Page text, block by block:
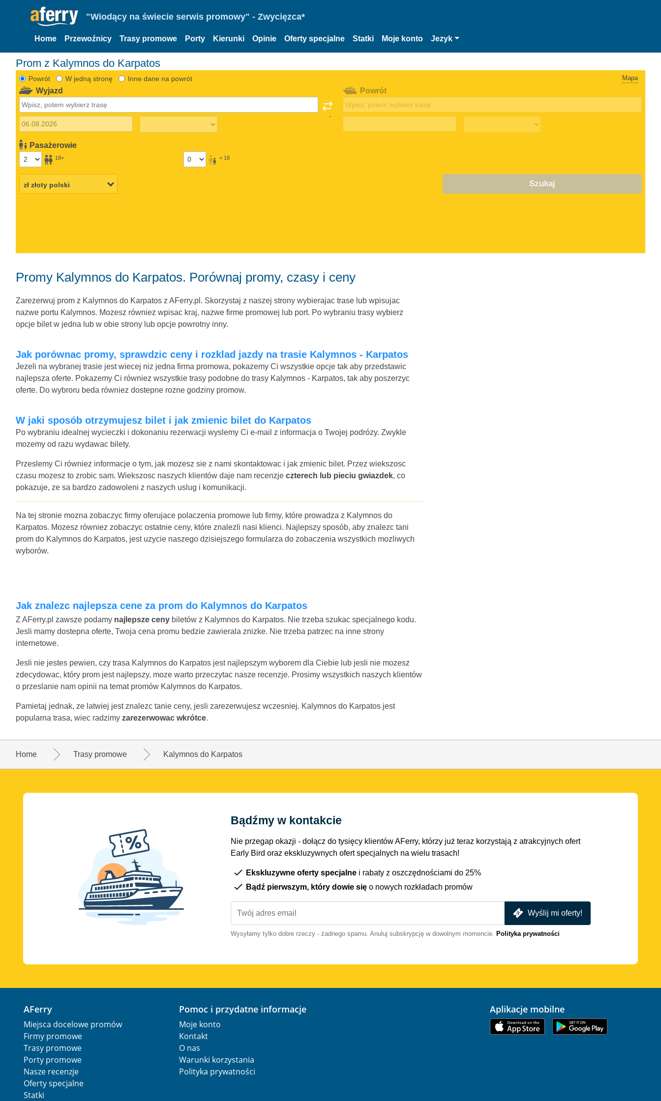
"Wiodący na świecie serwis promowy" - Zwycięzca*
Home Przewoźnicy Trasy promowe Porty Kierunki Opinie Oferty specjalne Statki Moje konto Jezyk
Prom z Kalymnos do Karpatos
Powrót W jedną stronę Inne dane na powrót Mapa
Wyjazd
Pasażerowie
18+ < 18
Powrót
Szukaj
Promy Kalymnos do Karpatos. Porównaj promy, czasy i ceny
Zarezerwuj prom z Kalymnos do Karpatos z AFerry.pl. Skorzystaj z naszej strony wybierajac trase lub wpisujac
nazwe portu Kalymnos. Mozesz równiez wpisac kraj, nazwe firme promowej lub port. Po wybraniu trasy wybierz
opcje bilet w jedna lub w obie strony lub opcje powrotny inny.
Jak porównac promy, sprawdzic ceny i rozklad jazdy na trasie Kalymnos - Karpatos
Jezeli na wybranej trasie jest wiecej niz jedna firma promowa, pokazemy Ci wszystkie opcje tak aby przedstawic
najlepsza oferte. Pokazemy Ci równiez wszystkie trasy podobne do trasy Kalymnos - Karpatos, tak aby poszerzyc
oferte. Do wybroru beda równiez dostepne rozne godziny promow.
W jaki sposób otrzymujesz bilet i jak zmienic bilet do Karpatos
Po wybraniu idealnej wycieczki i dokonaniu rezerwacji wyslemy Ci e-mail z informacja o Twojej podrózy. Zwykle
mozemy od razu wydawac bilety.
Przeslemy Ci równiez informacje o tym, jak mozesz sie z nami skontaktowac i jak zmienic bilet. Przez wiekszosc
czasu mozesz to zrobic sam. Wiekszosc naszych klientów daje nam recenzje czterech lub pieciu gwiazdek, co
pokazuje, ze sa bardzo zadowoleni z naszych uslug i komunikacji.
Na tej stronie mozna zobaczyc firmy oferujace polaczenia promowe lub firmy, które prowadza z Kalymnos do
Karpatos. Mozesz równiez zobaczyc ostatnie ceny, które znalezli nasi klienci. Najlepszy sposób, aby znalezc tani
prom do Kalymnos do Karpatos, jest uzycie naszego dzisiejszego formularza do zobaczenia wszystkich mozliwych
wyborów.
Jak znalezc najlepsza cene za prom do Kalymnos do Karpatos
Z AFerry.pl zawsze podamy najlepsze ceny biletów z Kalymnos do Karpatos. Nie trzeba szukac specjalnego kodu.
Jesli mamy dostepna oferte, Twoja cena promu bedzie zawierala znizke. Nie trzeba patrzec na inne strony
internetowe.
Jesli nie jestes pewien, czy trasa Kalymnos do Karpatos jest najlepszym wyborem dla Ciebie lub jesli nie mozesz
zdecydowac, który prom jest najlepszy, moze warto przeczytac nasze recenzje. Prosimy wszystkich naszych klientów
o przeslanie nam opinii na temat promów Kalymnos do Karpatos.
Pamietaj jednak, ze latwiej jest znalezc tanie ceny, jesli zarezerwujesz wczesniej. Kalymnos do Karpatos jest
popularna trasa, wiec radzimy zarezerwowac wkrótce.
Home Trasy promowe Kalymnos do Karpatos
Bądźmy w kontakcie
Nie przegap okazji - dołącz do tysięcy klientów AFerry, którzy już teraz korzystają z atrakcyjnych ofert
Early Bird oraz ekskluzywnych ofert specjalnych na wielu trasach!
Ekskluzywne oferty specjalne i rabaty z oszczędnościami do 25%
Bądź pierwszym, który dowie się o nowych rozkładach promów
Wyślij mi oferty!
Wysyłamy tylko dobre rzeczy - żadnego spamu. Anuluj subskrypcję w dowolnym momencie. Polityka prywatności
AFerry
Miejsca docelowe promów
Firmy promowe
Trasy promowe
Porty promowe
Nasze recenzje
Oferty specjalne
Statki
Pomoc i przydatne informacje
Moje konto
Kontakt
O nas
Warunki korzystania
Polityka prywatności
Aplikacje mobilne